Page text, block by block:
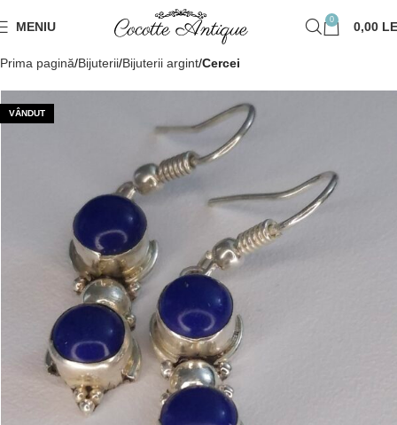
MENIU 0 0,00
Prima pagină Bijuterii Bijuterii argint Cercei
VÂNDUT